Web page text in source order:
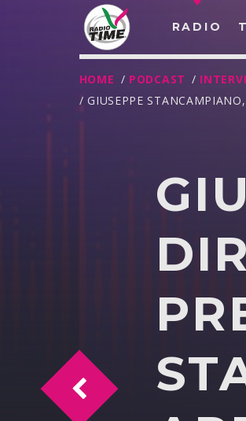
RADIO
HOME / PODCAST /
/ GIUSEPPE
Quattro chiacchiere